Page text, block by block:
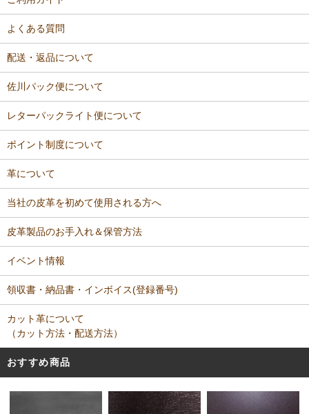
よくある質問
配送・返品について
佐川パック便について
レターパックライト便について
ポイント制度について
革について
当社の皮革を初めて使用される方へ
皮革製品のお手入れ＆保管方法
イベント情報
領収書・納品書・インボイス(登録番号)
カット革について
（カット方法・配送方法）
おすすめ商品